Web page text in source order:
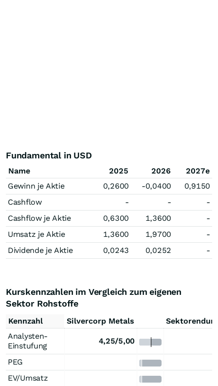
Fundamental in USD
Name 2025 2026
2027e
Gewinn je Aktie
0,2600 -0,0400
0,9150
Cashflow
- -
-
Cashflow je Aktie
0,6300 1,3600
-
Umsatz je Aktie
1,3600 1,9700
-
Dividende je Aktie
0,0243 0,0252 -
Kurskennzahlen im Vergleich zum eigenen
Sektor Rohstoffe
Kennzahl Silvercorp Metals
Analysten-
Einstufung
4,25/5,00
PEG
EV/Umsatz